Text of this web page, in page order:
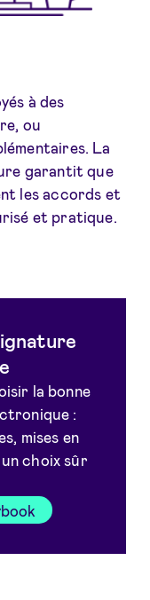
à des
ou
La
garantit que
les accords et
et pratique.
la bonne
:
mises en
choix sûr